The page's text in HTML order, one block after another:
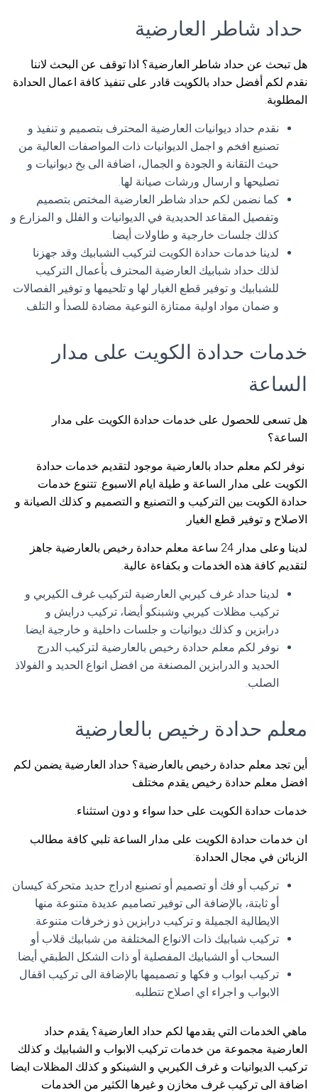
حداد شاطر العارضية
هل تبحث عن حداد شاطر العارضية؟ اذا توقف عن البحث لاننا
نقدم لكم أفضل حداد بالكويت قادر على تنفيذ كافة اعمال الحدادة
المطلوبة.
نقدم حداد ديوانيات العارضية المحترف بتصميم و تنفيذ و
تصنيع افخم و اجمل الديوانيات ذات المواصفات العالية من
حيث التقانة و الجودة و الجمال، اضافة الى بخ ديوانيات و
تصليحها و ارسال ورشات صيانة لها.
كما نضمن لكم حداد شاطر العارضية المختص بتصميم
وتفصيل المقاعد الحديدية في الديوانيات و الفلل و المزارع و
كذلك جلسات خارجية و طاولات أيضا.
لدينا خدمات حدادة الكويت لتركيب الشبابيك وقد جهزنا
لذلك حداد شبابيك العارضية المحترف بأعمال التركيب
للشبابيك و توفير قطع الغيار لها و تلحيمها و توفير الفصالات
و ضمان مواد اولية ممتازة النوعية مضادة للصدأ و التلف.
خدمات حدادة الكويت على مدار
الساعة
هل تسعى للحصول على خدمات حدادة الكويت على مدار
الساعة؟
نوفر لكم معلم حداد بالعارضية موجود لتقديم خدمات حدادة
الكويت على مدار الساعة و طيلة ايام الاسبوع. تتنوع خدمات
حدادة الكويت بين التركيب و التصنيع و التصميم و كذلك الصيانة و
الاصلاح و توفير قطع الغيار.
لدينا وعلى مدار 24 ساعة معلم حدادة رخيص بالعارضية جاهز
لتقديم كافة هذه الخدمات و بكفاءة عالية.
لدينا حداد غرف كيربي العارضية لتركيب غرف الكيربي و
تركيب مظلات كيربي وشبنكو أيضا، تركيب درايش و
درابزين و كذلك ديوانيات و جلسات داخلية و خارجية ايضا.
نوفر لكم معلم حدادة رخيص بالعارضية لتركيب الدرج
الحديد و الدرابزين المصنغة من افضل انواع الحديد و الفولاذ
الصلب.
معلم حدادة رخيص بالعارضية
أين تجد معلم حدادة رخيص بالعارضية؟ حداد العارضية يضمن لكم
افضل معلم حدادة رخيص يقدم مختلف
خدمات حدادة الكويت على حدا سواء و دون استثناء.
ان خدمات حدادة الكويت على مدار الساعة تلبي كافة مطالب
الزبائن في مجال الحدادة:
تركيب أو فك أو تصميم أو تصنيع ادراج حديد متحركة كيسان
أو ثابتة، بالإضافة الى توفير تصاميم عديدة متنوعة منها
الايطالية الجميلة و تركيب درابزين ذو زخرفات متنوعة.
تركيب شبابيك ذات الانواع المختلفة من شبابيك قلاب أو
السحاب أو الشبابيك المفصلية أو ذات الشكل الطبقي أيضا.
تركيب ابواب و فكها و تصميمها بالإضافة الى تركيب اقفال
الابواب و اجراء اي اصلاح تتطلبه.
ماهي الخدمات التي يقدمها لكم حداد العارضية؟ يقدم حداد
العارضية مجموعة من خدمات تركيب الابواب و الشبابيك و كذلك
تركيب الديوانيات و غرف الكيربي و الشينكو و كذلك المظلات ايضا
اضافة الى تركيب غرف مخازن و غيرها الكثير من الخدمات